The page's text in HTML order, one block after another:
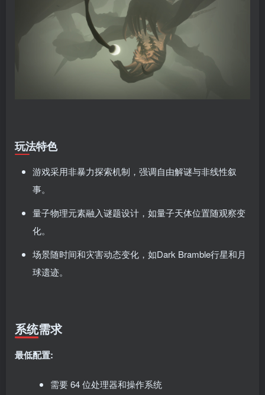
玩法特色
游戏采用非暴力探索机制，强调自由解谜与非线性叙
事。
量子物理元素融入谜题设计，如量子天体位置随观察变
化。
场景随时间和灾害动态变化，如Dark Bramble行星和月
球遗迹。
系统需求
最低配置:
需要 64 位处理器和操作系统